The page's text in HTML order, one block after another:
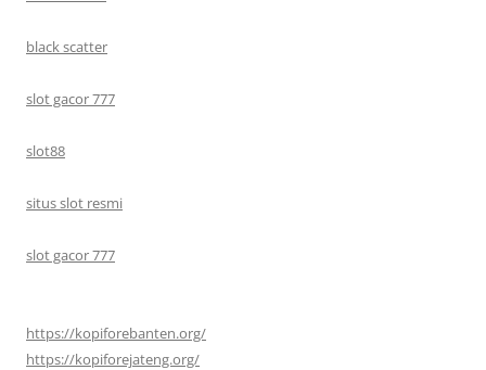
black scatter
slot gacor 777
slot88
situs slot resmi
slot gacor 777
https://kopiforebanten.org/
https://kopiforejateng.org/